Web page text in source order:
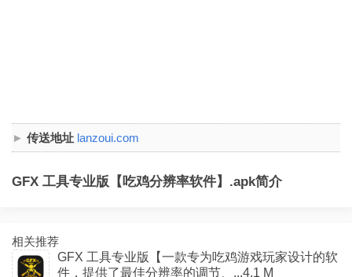
传送地址 lanzoui.com
GFX 工具专业版【吃鸡分辨率软件】.apk简介
相关推荐
GFX 工具专业版【一款专为吃鸡游戏玩家设计的软
件，提供了最佳分辨率的调节、...4.1 M